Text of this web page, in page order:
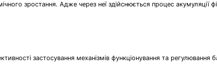
зростання. Адже через неї здійснюється процес акумуляції
застосування механізмів функціонування та регулювання